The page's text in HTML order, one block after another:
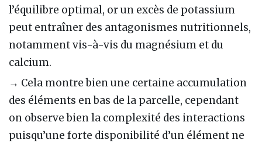
l’équilibre optimal, or un excès de potassium
peut entraîner des antagonismes nutritionnels,
notamment vis-à-vis du magnésium et du
calcium.
→ Cela montre bien une certaine accumulation
des éléments en bas de la parcelle, cependant
on observe bien la complexité des interactions
puisqu’une forte disponibilité d’un élément ne